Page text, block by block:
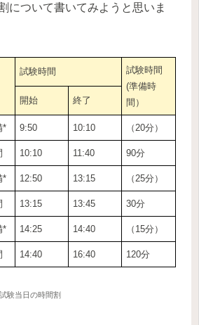
について書いてみようと思いま
試験時間
試験時間
(準備時
間）
開始 終了
* 9:50 10:10 （20分）
10:10 11:40 90分
* 12:50 13:15 （25分）
13:15 13:45 30分
* 14:25 14:40 （15分）
14:40 16:40 120分
験当日の時間割